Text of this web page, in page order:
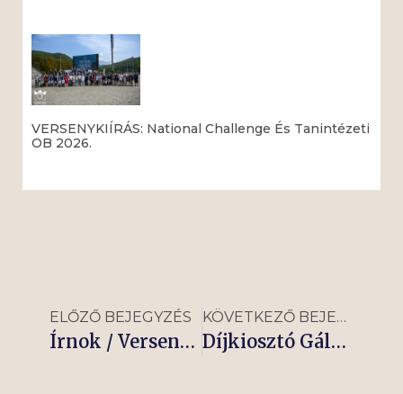
VERSENYKIÍRÁS: National Challenge És Tanintézeti
OB 2026.
ELŐZŐ BEJEGYZÉS
Írnok / Versenyiroda képzés 2025
KÖVETKEZŐ BEJEGYZÉS
Díjkiosztó Gála, és Lovasbál!